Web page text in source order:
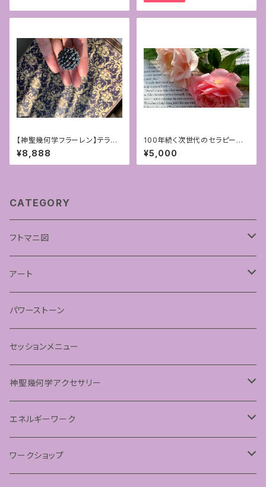
【神聖幾何学フラーレン】テラヘ
ルツ4mmパワーストーン
¥8,888
100年続く次世代のセラピー♡
アロマハンドFAB®︎対面セラピ
ー[福岡]〜③豊かさ〜
¥5,000
CATEGORY
フトマニ図
あわうた
アート
神聖幾何学フラワーオブライフ
神聖幾何学シードオブライフ
パステルマンダラアート
パワーストーン
セッションメニュー
神聖幾何学アクセサリー
ペンダント
エネルギーワーク
フラーレンプロテクション
ワークショップ